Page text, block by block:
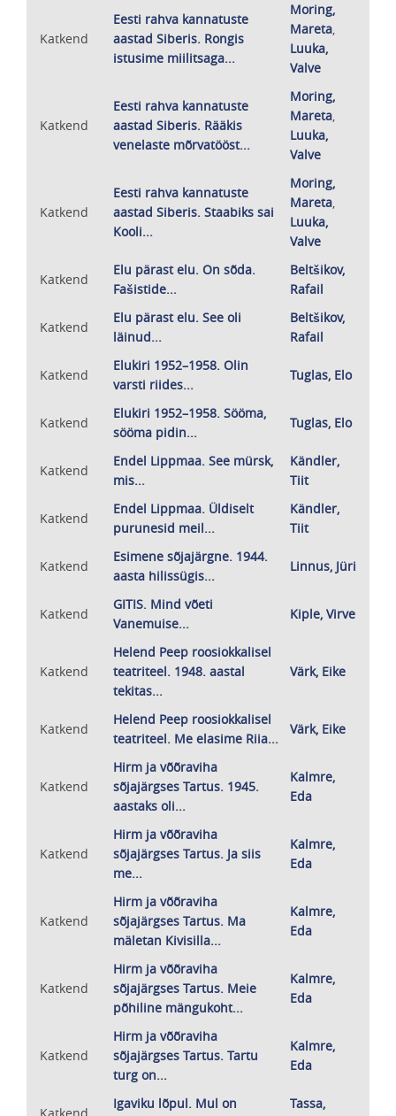
Katkend
Eesti rahva kannatuste
aastad Siberis. Rongis
istusime miilitsaga...
Moring,
Mareta,
Luuka,
Valve
Katkend
Eesti rahva kannatuste
aastad Siberis. Rääkis
venelaste mõrvatööst...
Moring,
Mareta,
Luuka,
Valve
Katkend
Eesti rahva kannatuste
aastad Siberis. Staabiks sai
Kooli...
Moring,
Mareta,
Luuka,
Valve
Katkend
Elu pärast elu. On sõda.
Fašistide...
Beltšikov,
Rafail
Katkend
Elu pärast elu. See oli
läinud...
Beltšikov,
Rafail
Katkend
Elukiri 1952–1958. Olin
varsti riides...
Tuglas, Elo
Katkend
Elukiri 1952–1958. Sööma,
sööma pidin...
Tuglas, Elo
Katkend
Endel Lippmaa. See mürsk,
mis...
Kändler,
Tiit
Katkend
Endel Lippmaa. Üldiselt
purunesid meil...
Kändler,
Tiit
Katkend
Esimene sõjajärgne. 1944.
aasta hilissügis...
Linnus, Jüri
Katkend
GITIS. Mind võeti
Vanemuise...
Kiple, Virve
Katkend
Helend Peep roosiokkalisel
teatriteel. 1948. aastal
tekitas...
Värk, Eike
Katkend
Helend Peep roosiokkalisel
teatriteel. Me elasime Riia...
Värk, Eike
Katkend
Hirm ja võõraviha
sõjajärgses Tartus. 1945.
aastaks oli...
Kalmre,
Eda
Katkend
Hirm ja võõraviha
sõjajärgses Tartus. Ja siis
me...
Kalmre,
Eda
Katkend
Hirm ja võõraviha
sõjajärgses Tartus. Ma
mäletan Kivisilla...
Kalmre,
Eda
Katkend
Hirm ja võõraviha
sõjajärgses Tartus. Meie
põhiline mängukoht...
Kalmre,
Eda
Katkend
Hirm ja võõraviha
sõjajärgses Tartus. Tartu
turg on...
Kalmre,
Eda
Igaviku lõpul. Mul on
Tassa,